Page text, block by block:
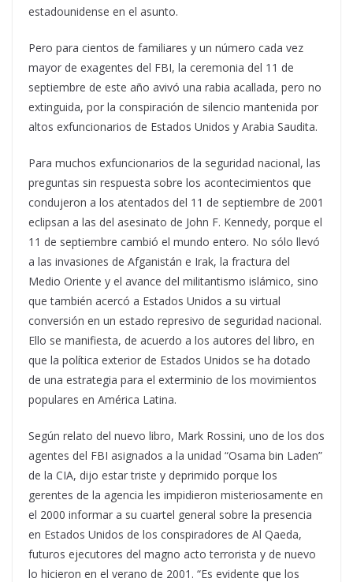
estadounidense en el asunto.
Pero para cientos de familiares y un número cada vez
mayor de exagentes del FBI, la ceremonia del 11 de
septiembre de este año avivó una rabia acallada, pero no
extinguida, por la conspiración de silencio mantenida por
altos exfuncionarios de Estados Unidos y Arabia Saudita.
Para muchos exfuncionarios de la seguridad nacional, las
preguntas sin respuesta sobre los acontecimientos que
condujeron a los atentados del 11 de septiembre de 2001
eclipsan a las del asesinato de John F. Kennedy, porque el
11 de septiembre cambió el mundo entero. No sólo llevó
a las invasiones de Afganistán e Irak, la fractura del
Medio Oriente y el avance del militantismo islámico, sino
que también acercó a Estados Unidos a su virtual
conversión en un estado represivo de seguridad nacional.
Ello se manifiesta, de acuerdo a los autores del libro, en
que la política exterior de Estados Unidos se ha dotado
de una estrategia para el exterminio de los movimientos
populares en América Latina.
Según relato del nuevo libro, Mark Rossini, uno de los dos
agentes del FBI asignados a la unidad “Osama bin Laden”
de la CIA, dijo estar triste y deprimido porque los
gerentes de la agencia les impidieron misteriosamente en
el 2000 informar a su cuartel general sobre la presencia
en Estados Unidos de los conspiradores de Al Qaeda,
futuros ejecutores del magno acto terrorista y de nuevo
lo hicieron en el verano de 2001. “Es evidente que los